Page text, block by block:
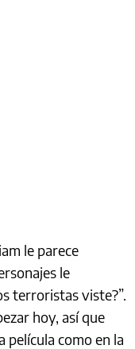
le parece
le
terroristas viste?”.
hoy, así que
película como en la